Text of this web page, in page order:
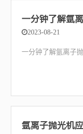
一分钟了解氩
2023-08-21
一分钟了解氩离子
氩离子抛光机